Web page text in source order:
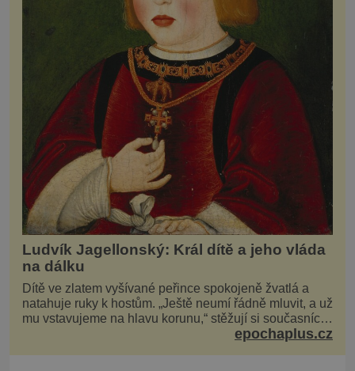
Ludvík Jagellonský: Král dítě a jeho vláda
na dálku
Dítě ve zlatem vyšívané peřince spokojeně žvatlá a
natahuje ruky k hostům. „Ještě neumí řádně mluvit, a už
mu vstavujeme na hlavu korunu,“ stěžují si současníci,
pro které je k neuvěření, že droboučký princ se dnes
epochaplus.cz